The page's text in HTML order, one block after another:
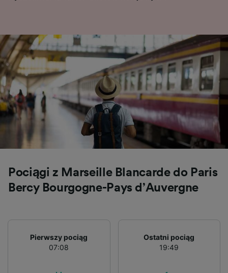
Pociągi z Marseille Blancarde do Paris
Bercy Bourgogne-Pays d’Auvergne
Pierwszy pociąg
07:08
Ostatni pociąg
19:49